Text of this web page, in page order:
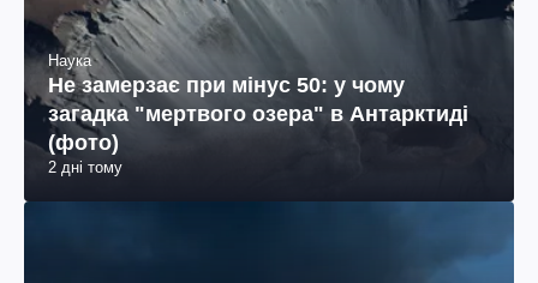
Наука
Не замерзає при мінус 50: у чому
загадка "мертвого озера" в Антарктиді
(фото)
2 дні тому